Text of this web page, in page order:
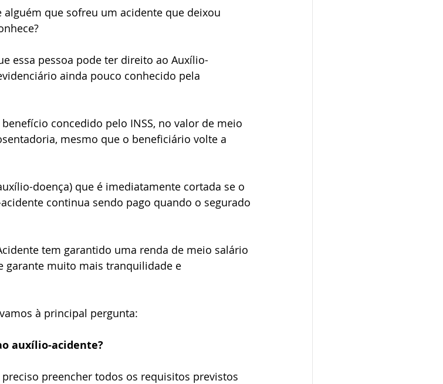
alguém que sofreu um acidente que deixou
essa pessoa pode ter direito ao Auxílio-
ainda pouco conhecido pela
concedido pelo INSS, no valor de meio
mesmo que o beneficiário volte a
doença) que é imediatamente cortada se o
continua sendo pago quando o segurado
tem garantido uma renda de meio salário
garante muito mais tranquilidade e
à principal pergunta:
auxílio-acidente?
preencher todos os requisitos previstos